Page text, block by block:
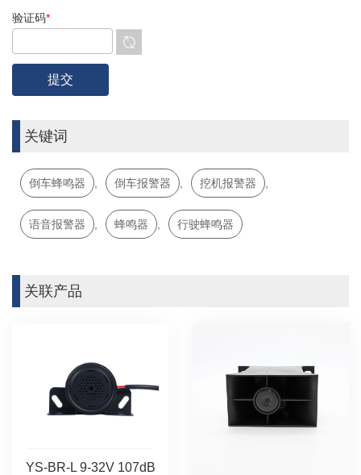
验证码*
关键词
倒车蜂鸣器 倒车报警器 挖机报警器
语音报警器 蜂鸣器 行驶蜂鸣器
关联产品
YS-BR-L 9-32V 107dB